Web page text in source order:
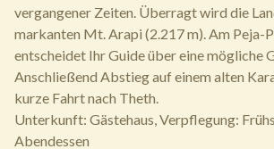
vergangener Zeiten. Überragt wird die
markanten Mt. Arapi (2.217 m). Am Peja-
entscheidet Ihr Guide über eine mögliche
Anschließend Abstieg auf einem alten
kurze Fahrt nach Theth.
Unterkunft: Gästehaus, Verpflegung:
Abendessen